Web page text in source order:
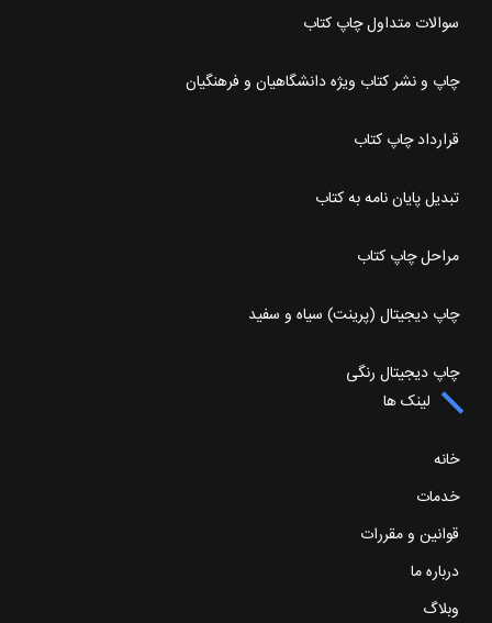
سوالات متداول چاپ کتاب
چاپ و نشر کتاب ویژه دانشگاهیان و فرهنگیان
قرارداد چاپ کتاب
تبدیل پایان نامه به کتاب
مراحل چاپ کتاب
چاپ دیجیتال (پرینت) سیاه و سفید
چاپ دیجیتال رنگی
لینک ها
خانه
خدمات
قوانین و مقررات
درباره ما
وبلاگ